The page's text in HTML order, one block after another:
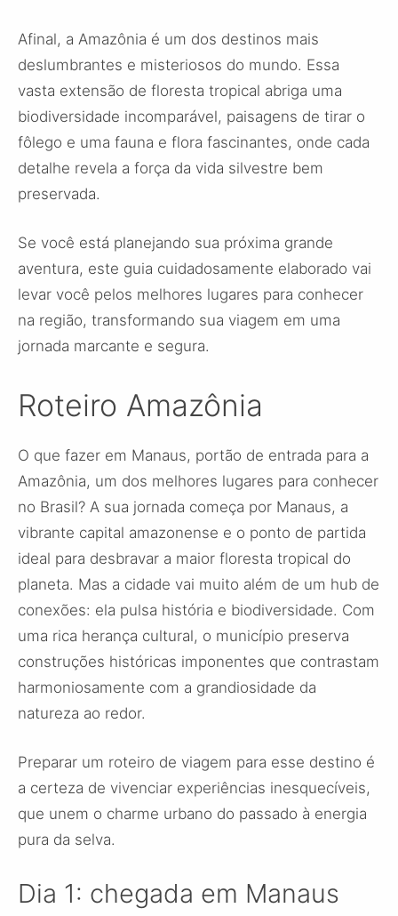
Afinal, a Amazônia é um dos destinos mais
deslumbrantes e misteriosos do mundo. Essa
vasta extensão de floresta tropical abriga uma
biodiversidade incomparável, paisagens de tirar o
fôlego e uma fauna e flora fascinantes, onde cada
detalhe revela a força da vida silvestre bem
preservada.
Se você está planejando sua próxima grande
aventura, este guia cuidadosamente elaborado vai
levar você pelos melhores lugares para conhecer
na região, transformando sua viagem em uma
jornada marcante e segura.
Roteiro Amazônia
O que fazer em Manaus, portão de entrada para a
Amazônia, um dos melhores lugares para conhecer
no Brasil? A sua jornada começa por Manaus, a
vibrante capital amazonense e o ponto de partida
ideal para desbravar a maior floresta tropical do
planeta. Mas a cidade vai muito além de um hub de
conexões: ela pulsa história e biodiversidade. Com
uma rica herança cultural, o município preserva
construções históricas imponentes que contrastam
harmoniosamente com a grandiosidade da
natureza ao redor.
Preparar um roteiro de viagem para esse destino é
a certeza de vivenciar experiências inesquecíveis,
que unem o charme urbano do passado à energia
pura da selva.
Dia 1: chegada em Manaus